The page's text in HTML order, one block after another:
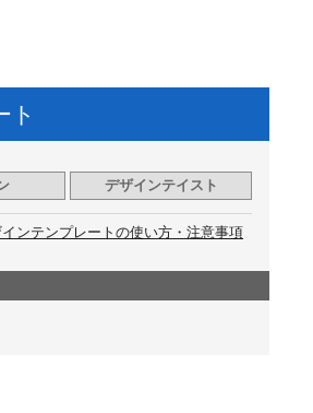
ト
デザインテイスト
ンテンプレートの使い方・注意事項